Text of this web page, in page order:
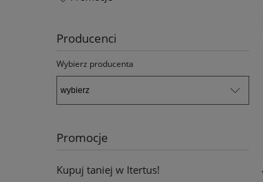
Producenci
Wybierz producenta
Promocje
Kupuj taniej w Itertus!